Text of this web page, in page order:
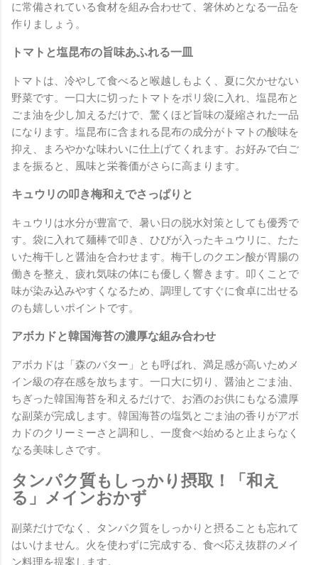
に常備されている食材を組み合わせて、箸休めとなる一品を
作りましょう。
トマトと塩昆布の旨味あふれる一皿
トマトは、冷やして食べると喉越しもよく、夏に欠かせない
野菜です。一口大に切ったトマトをポリ袋に入れ、塩昆布と
ごま油を少し加えるだけで、驚くほど旨味の凝縮された一品
になります。塩昆布に含まれる昆布の成分がトマトの酸味を
抑え、まろやかな味わいに仕上げてくれます。お好みで白ご
まを振ると、風味と栄養価がさらに高まります。
キュウリの叩き梅和えでさっぱりと
キュウリは水分が豊富で、暑い日の脱水対策としても優秀で
す。袋に入れて麺棒で叩き、ひびが入ったキュウリに、たた
いた梅干しと醤油を合わせます。梅干しのクエン酸が胃腸の
働きを整え、疲れ気味の体にも優しく響きます。叩くことで
味が染み込みやすくなるため、調理してすぐに食卓に出せる
のも嬉しいポイントです。
アボカドと韓国海苔の濃厚な組み合わせ
アボカドは「森のバター」とも呼ばれ、満足感が高いためメ
イン級の存在感を放ちます。一口大に切り、醤油とごま油、
ちぎった韓国海苔を和えるだけで、お酒のお供にもなる濃厚
な副菜が完成します。韓国海苔の塩気とごま油の香りがアボ
カドのクリーミーさと調和し、一度食べ始めると止まらなく
なる美味しさです。
タンパク質もしっかり摂取！「和え
る」メインおかず
副菜だけでなく、タンパク質をしっかりと摂ることも忘れて
はいけません。火を使わずに完成する、食べ応え抜群のメイ
ン料理を提案します。